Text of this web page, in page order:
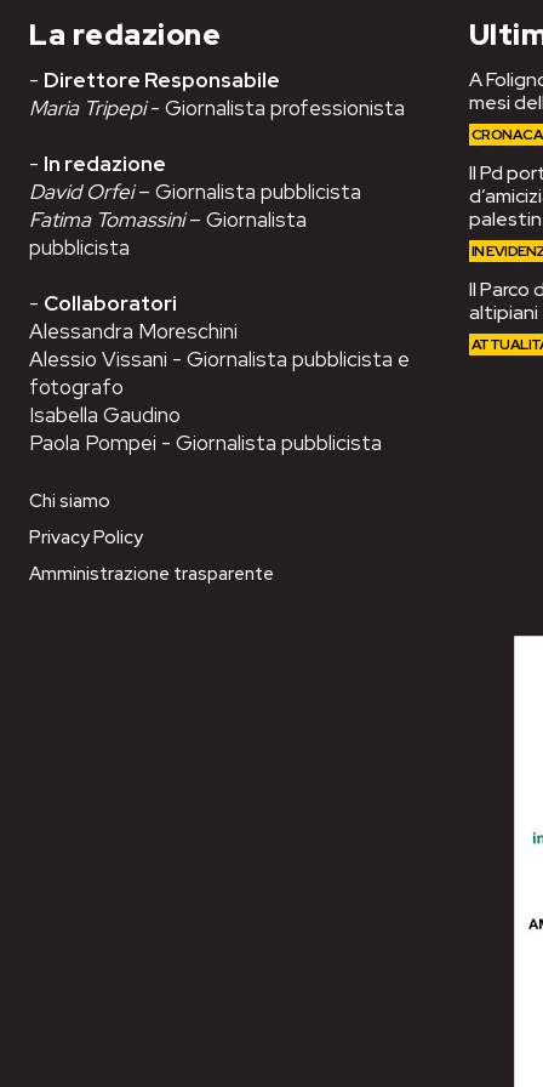
La redazione
- Direttore Responsabile
Maria Tripepi- Giornalista professionista
- In redazione
David Orfei– Giornalista pubblicista
Fatima Tomassini– Giornalista
pubblicista
- Collaboratori
Alessandra Moreschini
Alessio Vissani - Giornalista pubblicista e
fotografo
Isabella Gaudino
Paola Pompei - Giornalista pubblicista
Chi siamo
Privacy Policy
Amministrazione trasparente
A
mesi
CRONACA
Il Pd
IN
Il Parco
altipiani